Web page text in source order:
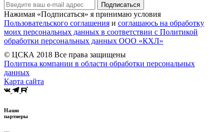
Подписаться
Нажимая «Подписаться» я принимаю условия
Пользовательского соглашения и соглашаюсь на обработку
моих персональных данных в соответствии с Политикой
обработки персональных данных ООО «КХЛ»
© ЦСКА 2018 Все права защищены
Политика компании в области обработки персональных
данных
Карта сайта
Наши
партнеры